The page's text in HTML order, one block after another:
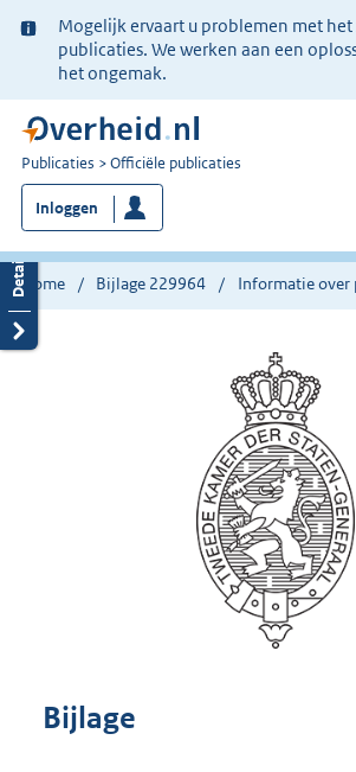
Ter
informatie:
Mogelijk ervaart u problemen met het
publicaties. We werken aan een
het ongemak.
U
bent
nu
hier:
Publicaties Officiële publicaties
Inloggen
Home Bijlage 229964 Informatie over
Bijlage